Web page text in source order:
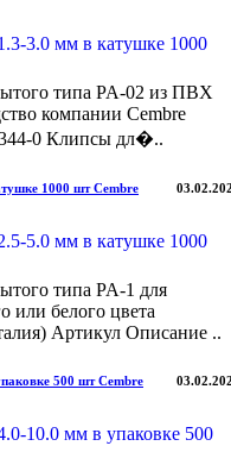
типа PA-02 из ПВХ
компании Cembre
0 Клипсы дл�..
1000 шт Cembre
типа PA-1 для
или белого цвета
Артикул Описание ..
500 шт Cembre